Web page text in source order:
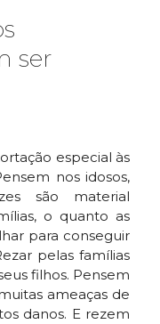
ser
especial às
nos idosos,
são material
o quanto as
para conseguir
pelas famílias
filhos. Pensem
ameaças de
danos. E rezem